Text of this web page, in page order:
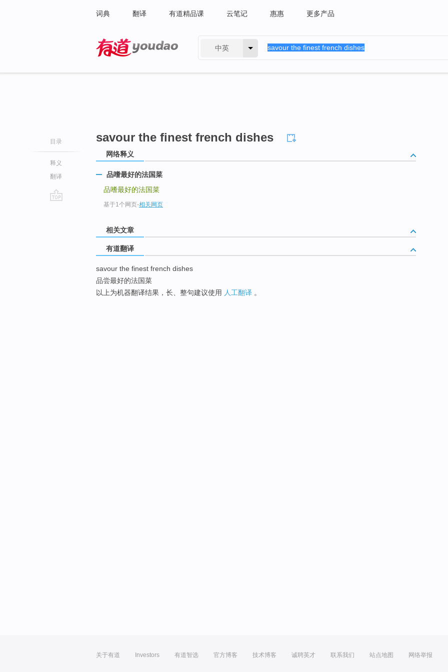
词典 翻译 有道精品课 云笔记 惠惠 更多产品
中英
目录
释义
翻译
savour the finest french dishes
网络释义
品嗜最好的法国菜
品嗜最好的法国菜
基于1个网页-相关网页
相关文章
有道翻译
savour the finest french dishes
品尝最好的法国菜
以上为机器翻译结果，长、整句建议使用 人工翻译 。
关于有道 Investors 有道智选 官方博客 技术博客 诚聘英才 联系我们 站点地图 网络举报